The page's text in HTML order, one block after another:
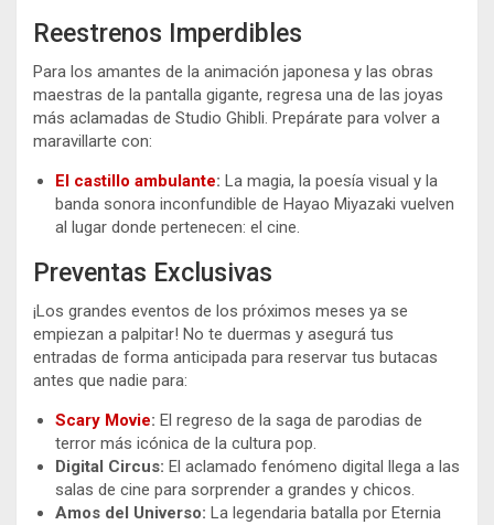
Reestrenos Imperdibles
Para los amantes de la animación japonesa y las obras
maestras de la pantalla gigante, regresa una de las joyas
más aclamadas de Studio Ghibli. Prepárate para volver a
maravillarte con:
El castillo ambulante: La magia, la poesía visual y la
banda sonora inconfundible de Hayao Miyazaki vuelven
al lugar donde pertenecen: el cine.
Preventas Exclusivas
¡Los grandes eventos de los próximos meses ya se
empiezan a palpitar! No te duermas y asegurá tus
entradas de forma anticipada para reservar tus butacas
antes que nadie para:
Scary Movie: El regreso de la saga de parodias de
terror más icónica de la cultura pop.
Digital Circus: El aclamado fenómeno digital llega a las
salas de cine para sorprender a grandes y chicos.
Amos del Universo: La legendaria batalla por Eternia